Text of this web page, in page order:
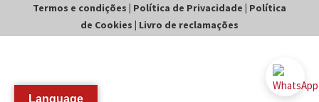
Termos e condições | Política de Privacidade | Política
de Cookies | Livro de reclamações
Language